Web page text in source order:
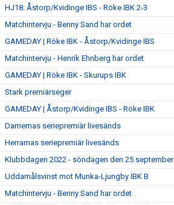
HJ18: Åstorp/Kvidinge IBS - Röke IBK 2-3
Matchintervju - Benny Sand har ordet
GAMEDAY | Röke IBK - Åstorp/Kvidinge IBS
Matchintervju - Henrik Ehnberg har ordet
GAMEDAY | Röke IBK - Skurups IBK
Stark premiärseger
GAMEDAY | Åstorp/Kvidinge IBS - Röke IBK
Damernas seriepremiär livesänds
Herrarnas seriepremiär livesänds
Klubbdagen 2022 - söndagen den 25 september
Uddamålsvinst mot Munka-Ljungby IBK B
Matchintervju - Benny Sand har ordet